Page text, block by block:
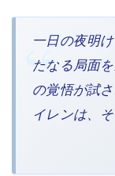
一日の夜明
たなる局面
の覚悟が試
イレンは、